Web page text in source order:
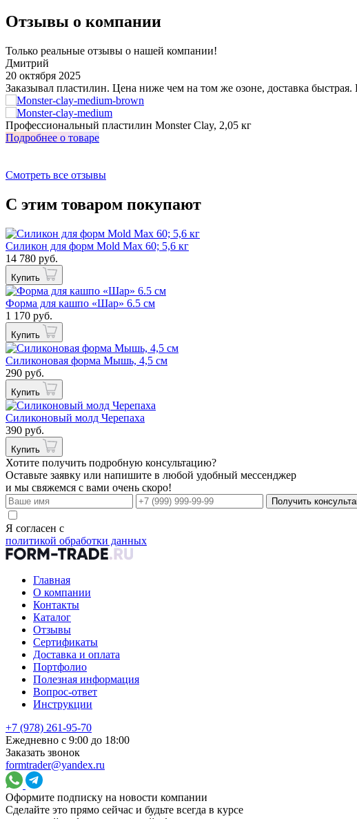
Отзывы о компании
Только реальные отзывы о нашей компании!
Дмитрий
20 октября 2025
Заказывал пластилин. Цена ниже чем на том же озоне, доставка быстрая.
Профессиональный пластилин Monster Clay, 2,05 кг
Подробнее о товаре
Смотреть все отзывы
С этим товаром покупают
Силикон для форм Mold Max 60; 5,6 кг
14 780 руб.
Купить
Форма для кашпо «Шар» 6.5 см
1 170 руб.
Купить
Силиконовая форма Мышь, 4,5 см
290 руб.
Купить
Силиконовый молд Черепаха
390 руб.
Купить
Хотите получить подробную консультацию?
Оставьте заявку или напишите в любой удобный мессенджер
и мы свяжемся с вами очень скоро!
Получить
Я согласен с
политикой обработки данных
Главная
О компании
Контакты
Каталог
Отзывы
Сертификаты
Доставка и оплата
Портфолио
Полезная информация
Вопрос-ответ
Инструкции
+7 (978) 261-95-70
Ежедневно с 9:00 до 18:00
Заказать звонок
formtrader@yandex.ru
Оформите подписку на новости компании
Сделайте это прямо сейчас и будьте всегда в курсе